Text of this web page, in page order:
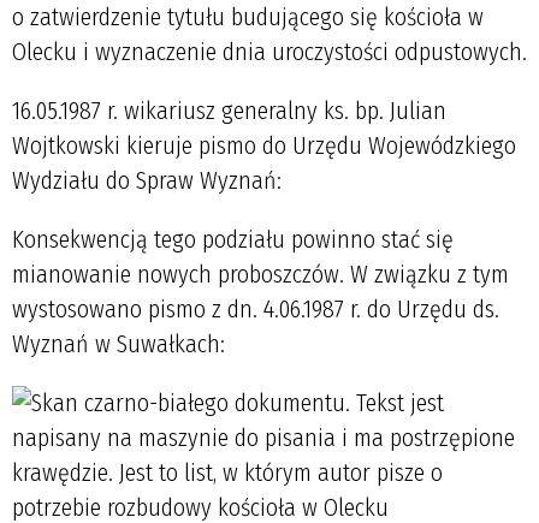
o zatwierdzenie tytułu budującego się kościoła w
Olecku i wyznaczenie dnia uroczystości odpustowych.
16.05.1987 r. wikariusz generalny ks. bp. Julian
Wojtkowski kieruje pismo do Urzędu Wojewódzkiego
Wydziału do Spraw Wyznań:
Konsekwencją tego podziału powinno stać się
mianowanie nowych proboszczów. W związku z tym
wystosowano pismo z dn. 4.06.1987 r. do Urzędu ds.
Wyznań w Suwałkach: